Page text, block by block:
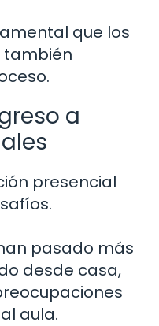
que los
también
a
presencial
pasado más
desde casa,
aula.